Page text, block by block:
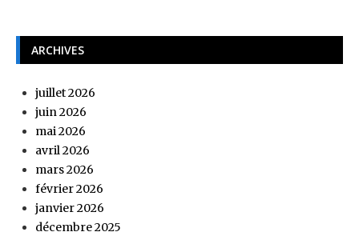
ARCHIVES
juillet 2026
juin 2026
mai 2026
avril 2026
mars 2026
février 2026
janvier 2026
décembre 2025